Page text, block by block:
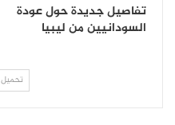
تفاصيل جديدة حول عودة
السودانيين من ليبيا
تحميل